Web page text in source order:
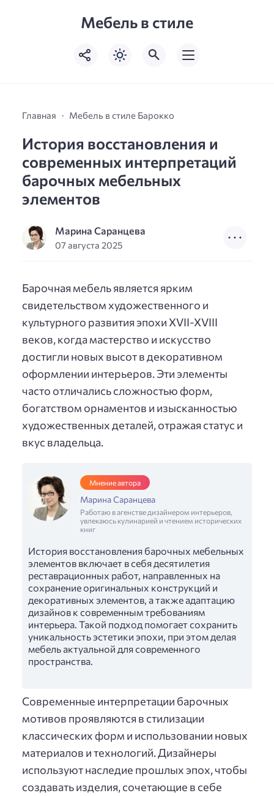
Мебель в стиле
Главная Мебель в стиле Барокко
История восстановления и
современных интерпретаций
барочных мебельных
элементов
Марина Саранцева
07 августа 2025
Барочная мебель является ярким
свидетельством художественного и
культурного развития эпохи XVII-XVIII
веков, когда мастерство и искусство
достигли новых высот в декоративном
оформлении интерьеров. Эти элементы
часто отличались сложностью форм,
богатством орнаментов и изысканностью
художественных деталей, отражая статус и
вкус владельца.
Мнение автора
Марина Саранцева
Работаю в агенстве дизайнером интерьеров,
увлекаюсь кулинарией и чтением исторических
книг
История восстановления барочных мебельных
элементов включает в себя десятилетия
реставрационных работ, направленных на
сохранение оригинальных конструкций и
декоративных элементов, а также адаптацию
дизайнов к современным требованиям
интерьера. Такой подход помогает сохранить
уникальность эстетики эпохи, при этом делая
мебель актуальной для современного
пространства.
Современные интерпретации барочных
мотивов проявляются в стилизации
классических форм и использовании новых
материалов и технологий. Дизайнеры
используют наследие прошлых эпох, чтобы
создавать изделия, сочетающие в себе